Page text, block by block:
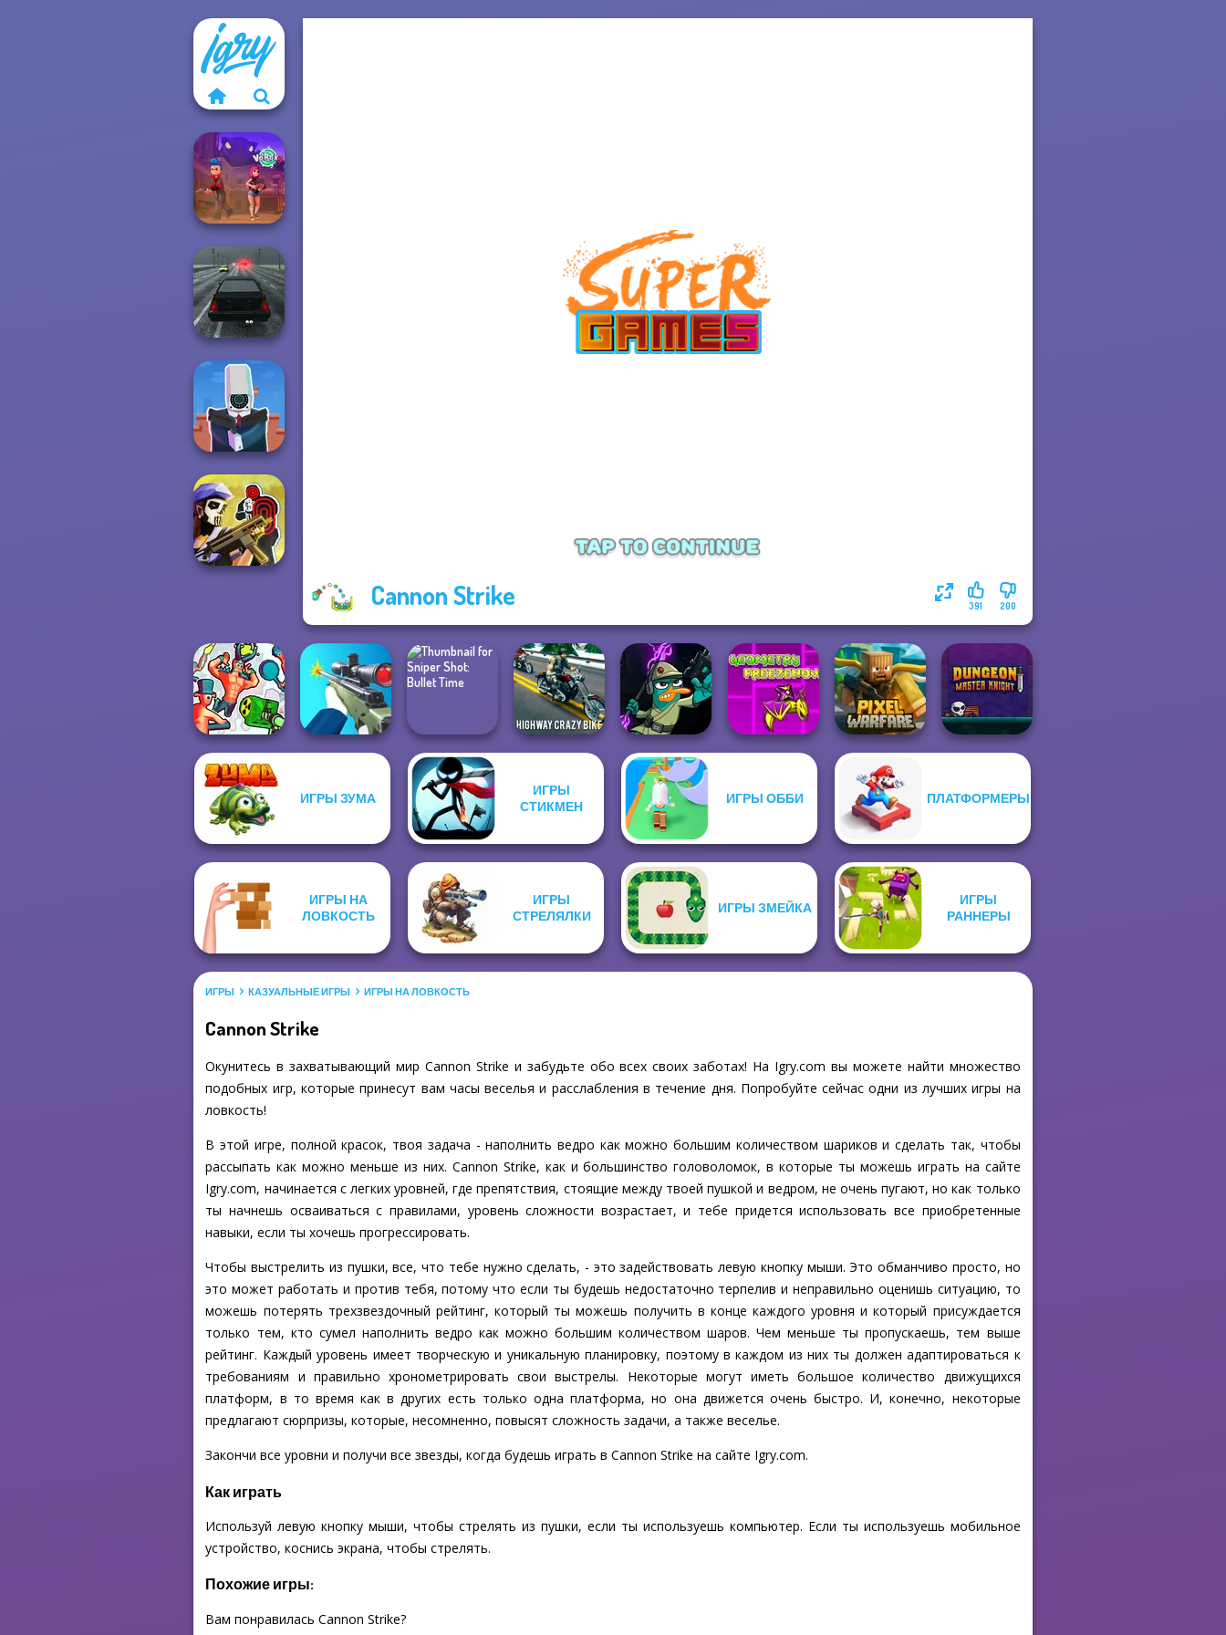
Cannon Strike 200
391
Vortex 9
Highway Traffic
Cameraman vs
Toilets Puzzle
Shootout
Funny Shooter 2
Sniper Shot:
Bullet Time
Highway Crazy
Bike
Agent P Rebel
Spy
FreezeNova
Minecraft Pixel
Warfare
Dungeon Master
ИГРЫ ЗУМА
ИГРЫ
СТИКМЕН
ИГРЫ ОББИ ПЛАТФОРМЕРЫ
ИГРЫ НА
ЛОВКОСТЬ
ИГРЫ
СТРЕЛЯЛКИ
ИГРЫ ЗМЕЙКА
ИГРЫ
РАННЕРЫ
ИГРЫ КАЗУАЛЬНЫЕ ИГРЫ ИГРЫ НА ЛОВКОСТЬ
Cannon Strike
Окунитесь в захватывающий мир Cannon Strike и забудьте обо всех своих заботах! На Igry.com вы можете найти множество
подобных игр, которые принесут вам часы веселья и расслабления в течение дня. Попробуйте сейчас одни из лучших игры на
ловкость!
В этой игре, полной красок, твоя задача - наполнить ведро как можно большим количеством шариков и сделать так, чтобы
рассыпать как можно меньше из них. Cannon Strike, как и большинство головоломок, в которые ты можешь играть на сайте
Igry.com, начинается с легких уровней, где препятствия, стоящие между твоей пушкой и ведром, не очень пугают, но как только
ты начнешь осваиваться с правилами, уровень сложности возрастает, и тебе придется использовать все приобретенные
навыки, если ты хочешь прогрессировать.
Чтобы выстрелить из пушки, все, что тебе нужно сделать, - это задействовать левую кнопку мыши. Это обманчиво просто, но
это может работать и против тебя, потому что если ты будешь недостаточно терпелив и неправильно оценишь ситуацию, то
можешь потерять трехзвездочный рейтинг, который ты можешь получить в конце каждого уровня и который присуждается
только тем, кто сумел наполнить ведро как можно большим количеством шаров. Чем меньше ты пропускаешь, тем выше
рейтинг. Каждый уровень имеет творческую и уникальную планировку, поэтому в каждом из них ты должен адаптироваться к
требованиям и правильно хронометрировать свои выстрелы. Некоторые могут иметь большое количество движущихся
платформ, в то время как в других есть только одна платформа, но она движется очень быстро. И, конечно, некоторые
предлагают сюрпризы, которые, несомненно, повысят сложность задачи, а также веселье.
Закончи все уровни и получи все звезды, когда будешь играть в Cannon Strike на сайте Igry.com.
Как играть
Используй левую кнопку мыши, чтобы стрелять из пушки, если ты используешь компьютер. Если ты используешь мобильное
устройство, коснись экрана, чтобы стрелять.
Похожие игры:
Вам понравилась Cannon Strike?